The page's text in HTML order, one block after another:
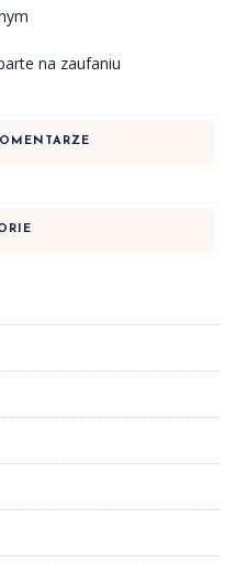
na zaufaniu